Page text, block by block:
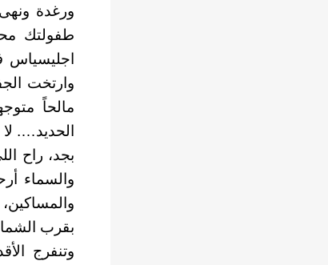
ورغدة
طفولتك
اجليسياس
وارتخت
مالحاً
الحديد….
بجد، راح
والسماء
بقرب
وتنفرج